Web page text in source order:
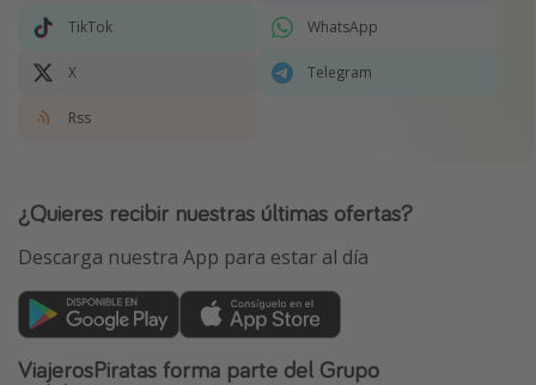
TikTok WhatsApp
X Telegram
Rss
¿Quieres recibir nuestras últimas ofertas?
Descarga nuestra App para estar al día
ViajerosPiratas forma parte del Grupo